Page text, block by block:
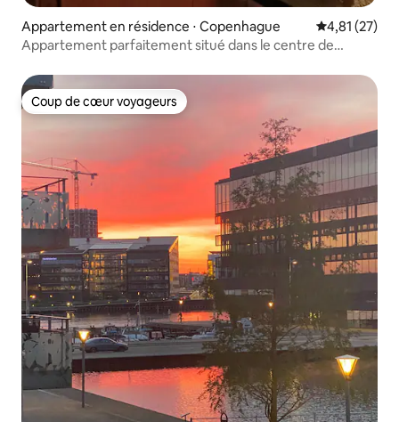
Appartement en résidence ⋅ Copenhague Évaluation
4,81 (27)
Appartement parfaitement situé dans le centre de
Coup de cœur voyageurs
Coup de cœur voyageurs